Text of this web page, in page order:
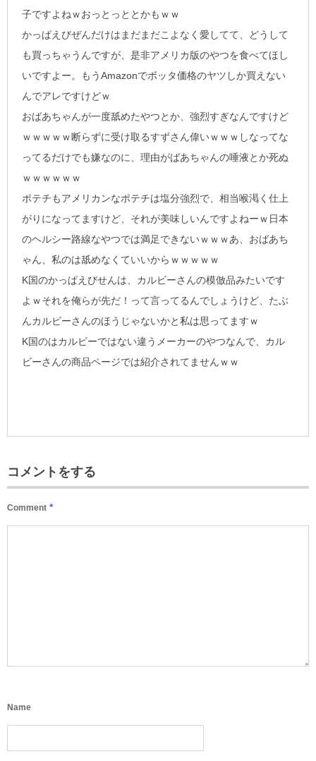
子ですよねｗおっとっととかもｗｗ
かっぱえびぜんだけはまだまだこよなく愛してて、どうして
も買っちゃうんですが、是非アメリカ版のやつを食べてほし
いですよー。もうAmazonでボッタ価格のヤツしか買えない
んでアレですけどｗ
おばあちゃんが一度舐めたやつとか、強烈すぎなんですけど
ｗｗｗｗｗ断らずに受け取るすずさん偉いｗｗｗしなってな
ってるだけでも嫌なのに、理由がばあちゃんの唾液とか死ぬ
ｗｗｗｗｗｗ
ポテチもアメリカンなポテチは塩分強烈で、相当喉渇く仕上
がりになってますけど、それが美味しいんですよねーｗ日本
のヘルシー路線なやつでは満足できないｗｗｗあ、おばあち
ゃん、私のは舐めなくていいからｗｗｗｗｗ
K国のかっぱえびせんは、カルビーさんの模倣品みたいです
よｗそれを俺らが先だ！って言ってるんでしょうけど、たぶ
んカルビーさんのほうじゃないかと私は思ってますｗ
K国のはカルビーではない違うメーカーのやつなんで、カル
ビーさんの商品ページでは紹介されてませんｗｗ
コメントをする
Comment *
Name